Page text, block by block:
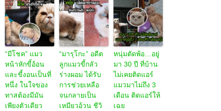
“มีโชค” แมว
หน้าหักขี้อ้อน
และขี้งอนเป็นที่
หนึ่ง ในใจของ
ทาสต้องมีมัน
เพียงตัวเดียว
“มารุโกะ” อดีต
ลูกแมวขี้กลัว
ร่างผอม ได้รับ
การช่วยเหลือ
จนกลายเป็น
เหมียวอ้วน ชีวิ
หนุ่มตัดพ้อ…อยู่
มา 30 ปี ที่บ้าน
ไม่เคยติดแอร์
แมวมาไม่ถึง 3
เดือน ติดแอร์ให้
เฉย